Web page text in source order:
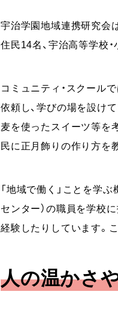
宇治学園地域連携研究会
住民14名、宇治高等学校
コミュニティ・スクール
依頼し、学びの場を設け
麦を使ったスイーツ等を
民に正月飾りの作り方を
「地域で働く」ことを学
センター）の職員を学校
経験したりしています。
人の温かさ